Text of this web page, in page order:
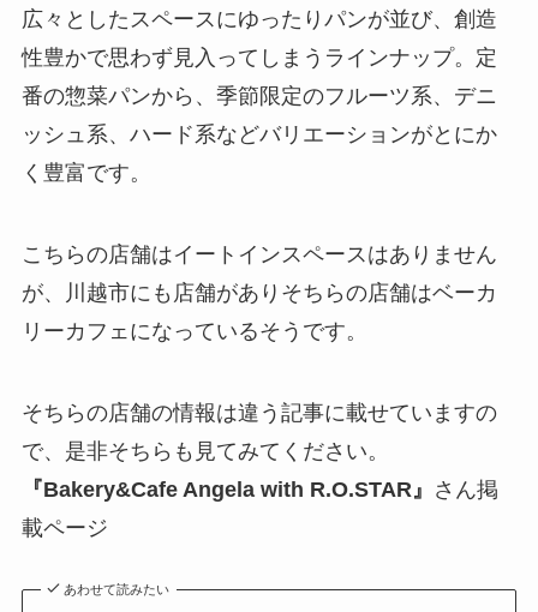
広々としたスペースにゆったりパンが並び、創造
性豊かで思わず見入ってしまうラインナップ。定
番の惣菜パンから、季節限定のフルーツ系、デニ
ッシュ系、ハード系などバリエーションがとにか
く豊富です。
こちらの店舗はイートインスペースはありません
が、川越市にも店舗がありそちらの店舗はベーカ
リーカフェになっているそうです。
そちらの店舗の情報は違う記事に載せていますの
で、是非そちらも見てみてください。
『Bakery&Cafe Angela with R.O.STAR』 さん掲
載ページ
あわせて読みたい